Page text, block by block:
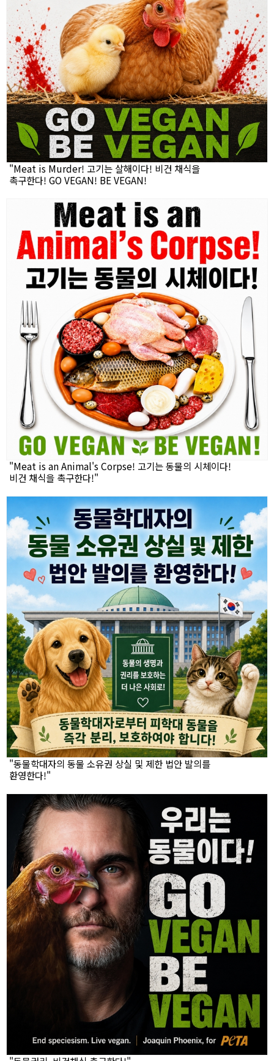
"Meat is Murder! 고기는 살해이다! 비건 채식을
촉구한다! GO VEGAN! BE VEGAN!
"Meat is an Animal's Corpse! 고기는 동물의 시체이다!
비건 채식을 촉구한다!"
"동물학대자의 동물 소유권 상실 및 제한 법안 발의를
환영한다!"